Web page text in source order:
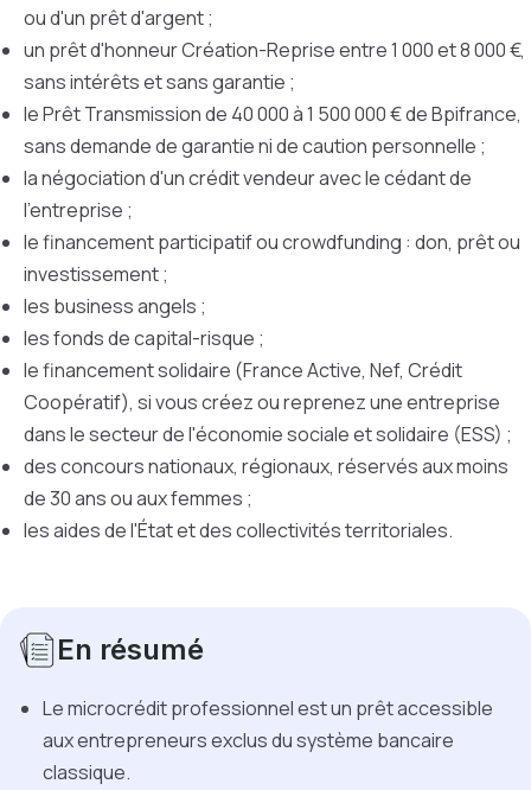
ou d'un prêt d'argent ;
un prêt d'honneur Création-Reprise entre 1 000 et 8 000 €,
sans intérêts et sans garantie ;
le Prêt Transmission de 40 000 à 1 500 000 € de Bpifrance,
sans demande de garantie ni de caution personnelle ;
la négociation d'un crédit vendeur avec le cédant de
l'entreprise ;
le financement participatif ou crowdfunding : don, prêt ou
investissement ;
les business angels ;
les fonds de capital-risque ;
le financement solidaire (France Active, Nef, Crédit
Coopératif), si vous créez ou reprenez une entreprise
dans le secteur de l'économie sociale et solidaire (ESS) ;
des concours nationaux, régionaux, réservés aux moins
de 30 ans ou aux femmes ;
les aides de l'État et des collectivités territoriales.
En résumé
Le microcrédit professionnel est un prêt accessible
aux entrepreneurs exclus du système bancaire
classique.